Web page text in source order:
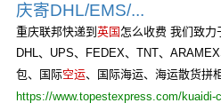
庆寄DHL/EMS/...
重庆联邦快递到 英国 怎么收费 我们致力
DHL、UPS、FEDEX、TNT、
包、国际空运、国际海运、海运散货拼
https://www.topestexpress.com/kuaidi-